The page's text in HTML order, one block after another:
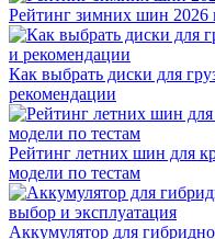
Рейтинг зимних шин 2026
Как выбрать диски для
рекомендации
Рейтинг летних шин для
модели по тестам
Аккумулятор для